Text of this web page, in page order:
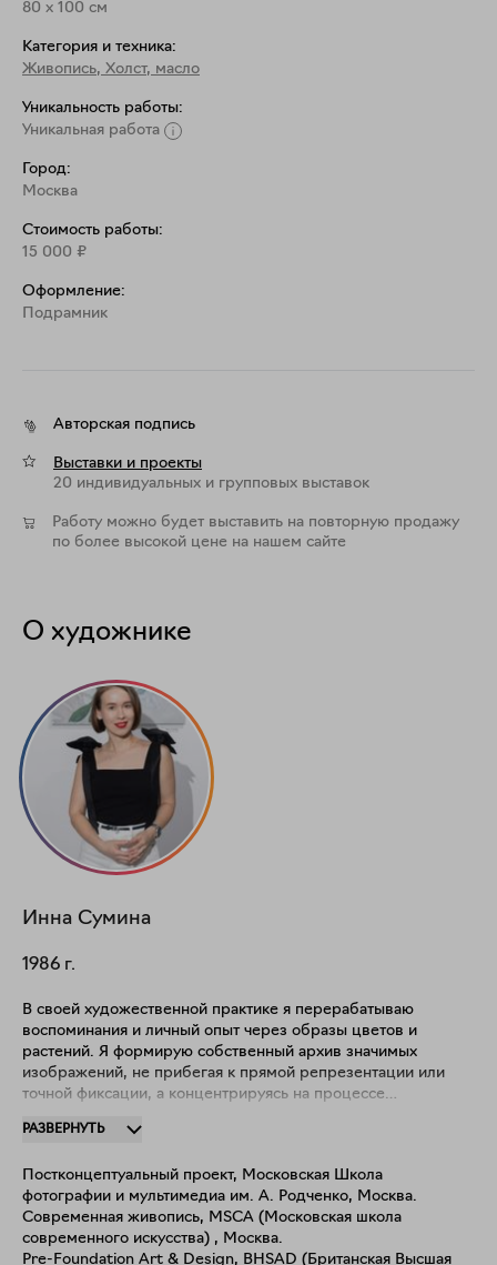
“Неистовый ветер”, февраль 2022. Масло, холст на
подрамнике, лён. 80х100х2 см.
80 x 100 см
Категория и техника:
Живопись, Холст, масло
Уникальность работы:
Уникальная работа
Город:
Москва
Стоимость работы:
15 000 ₽
Оформление:
Подрамник
Авторская подпись
Выставки и проекты
20 индивидуальных и групповых выставок
Работу можно будет выставить на повторную продажу
по более высокой цене на нашем сайте
О художнике
Инна Сумина
1986 г.
В своей художественной практике я перерабатываю
воспоминания и личный опыт через образы цветов и
растений. Я формирую собственный архив значимых
изображений, не прибегая к прямой репрезентации или
точной фиксации, а концентрируясь на процессе
систематизирую и коллажирую события, часто намеренно
основном фокусе внимания у меня остаются цветы или
растения, с технической точки зрения, я реализую свои идеи
по-разному. Работая в смешанной технике, я вижу для себя
свободу мыслей и движения. Я фрагментирую
РАЗВЕРНУТЬ
Постконцептуальный проект, Московская Школа
фотографии и мультимедиа им. А. Родченко, Москва.
Современная живопись, MSCA (Московская школа
современного искусства) , Москва.
Pre-Foundation Art & Design, BHSAD (Британская Высшая